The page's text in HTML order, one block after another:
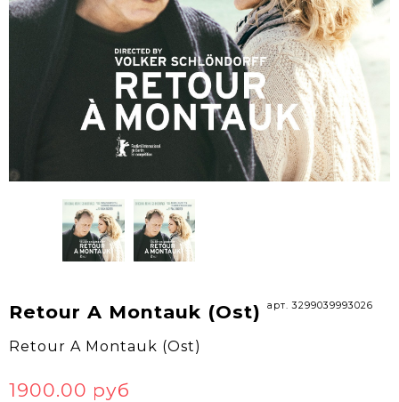
Retour A Montauk (Ost) арт. 3299039993026
Retour A Montauk (Ost)
1900.00 руб